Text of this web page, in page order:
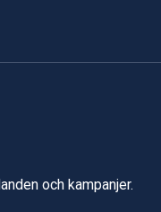
och kampanjer.